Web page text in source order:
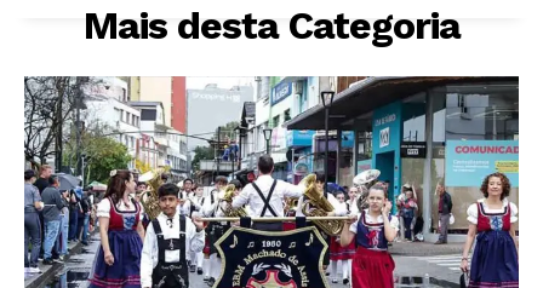
Mais desta Categoria